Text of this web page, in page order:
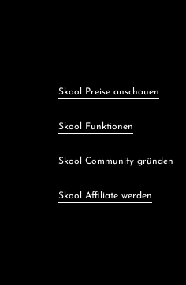
Skool Preise anschauen
Skool Funktionen
Skool Community gründen
Skool Affiliate werden